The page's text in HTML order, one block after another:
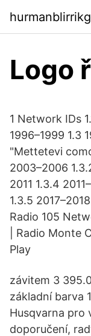
Logo
1 Network IDs
1996–1999 1.3
"Mettetevi
2003–2006
2011 1.3.4
1.3.5
Radio 105
| Radio Monte
Play
závitem 3
základní barva
Husqvarna pro
doporučení,